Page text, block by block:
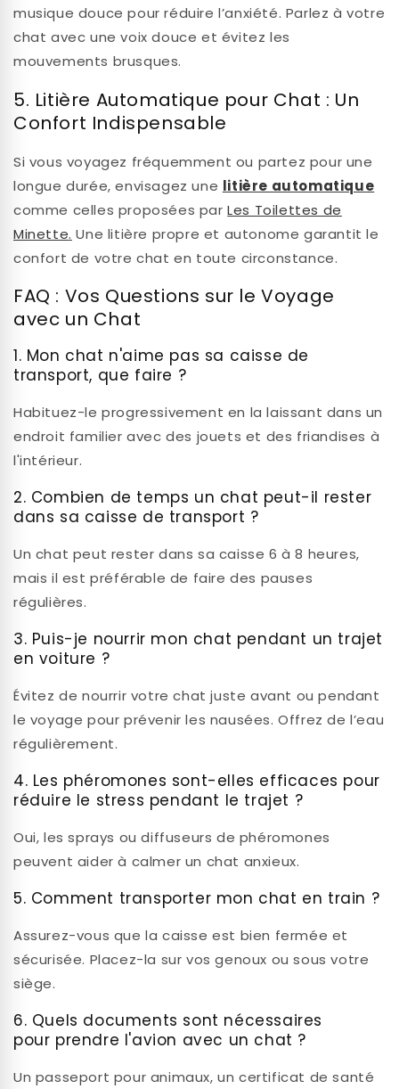
musique douce pour réduire l’anxiété. Parlez à votre
chat avec une voix douce et évitez les
mouvements brusques.
5. Litière Automatique pour Chat : Un
Confort Indispensable
Si vous voyagez fréquemment ou partez pour une
longue durée, envisagez une litière automatique
comme celles proposées parLes Toilettes de
Minette. Une litière propre et autonome garantit le
confort de votre chat en toute circonstance.
FAQ : Vos Questions sur le Voyage
avec un Chat
1. Mon chat n'aime pas sa caisse de
transport, que faire ?
Habituez-le progressivement en la laissant dans un
endroit familier avec des jouets et des friandises à
l'intérieur.
2. Combien de temps un chat peut-il rester
dans sa caisse de transport ?
Un chat peut rester dans sa caisse 6 à 8 heures,
mais il est préférable de faire des pauses
régulières.
3. Puis-je nourrir mon chat pendant un trajet
en voiture ?
Évitez de nourrir votre chat juste avant ou pendant
le voyage pour prévenir les nausées. Offrez de l’eau
régulièrement.
4. Les phéromones sont-elles efficaces pour
réduire le stress pendant le trajet ?
Oui, les sprays ou diffuseurs de phéromones
peuvent aider à calmer un chat anxieux.
5. Comment transporter mon chat en train ?
Assurez-vous que la caisse est bien fermée et
sécurisée. Placez-la sur vos genoux ou sous votre
siège.
6. Quels documents sont nécessaires
pour prendre l'avion avec un chat ?
Un passeport pour animaux, un certificat de santé